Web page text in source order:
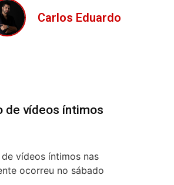
Carlos Eduardo
de vídeos íntimos
vídeos íntimos nas
ocorreu no sábado